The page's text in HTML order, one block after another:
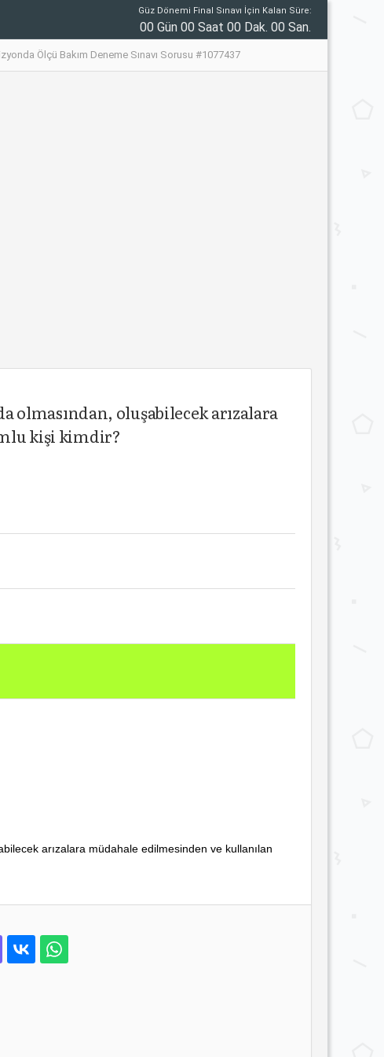
Güz Dönemi Final Sınavı İçin Kalan Süre:
00 Gün 00 Saat 00 Dak. 00 San.
Ölçü Bakım Deneme Sınavı Sorusu #1077437
oluşabilecek arızalara
kişi kimdir?
arızalara müdahale edilmesinden ve kullanılan